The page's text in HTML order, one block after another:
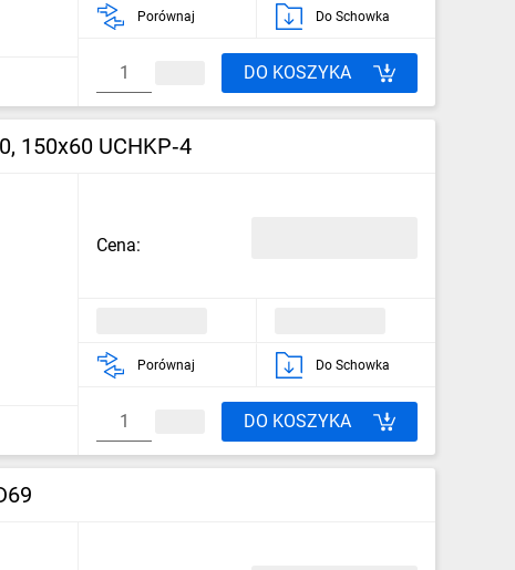
Porównaj Do Schowka
DO KOSZYKA
150x60 UCHKP‑4
Cena:
Porównaj Do Schowka
DO KOSZYKA